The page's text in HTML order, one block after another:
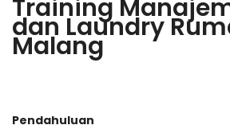
Training
dan Laundry
Malang
Pendahuluan